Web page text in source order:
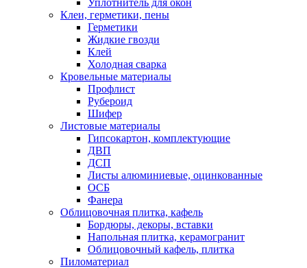
Клеи, герметики, пены
Герметики
Жидкие гвозди
Клей
Холодная сварка
Кровельные материалы
Профлист
Рубероид
Шифер
Листовые материалы
Гипсокартон, комплектующие
ДВП
ДСП
Листы алюминиевые, оцинкованные
ОСБ
Фанера
Облицовочная плитка, кафель
Бордюры, декоры, вставки
Напольная плитка, керамогранит
Облицовочный кафель, плитка
Пиломатериал